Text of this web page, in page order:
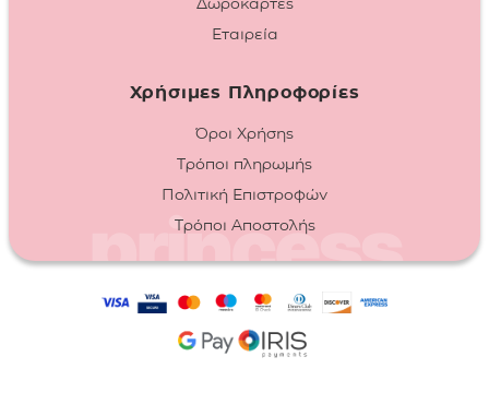
Εταιρεία
Χρήσιμες Πληροφορίες
Όροι Χρήσης
Τρόποι πληρωμής
Πολιτική Επιστροφών
Τρόποι Αποστολής